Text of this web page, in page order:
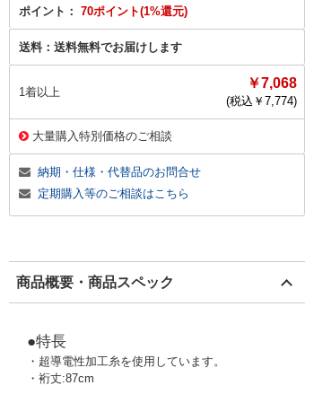
ポイント： 70ポイント(1%還元)
送料： 送料無料でお届けします
1着以上
￥7,068
(税込￥ 7,774)
大量購入特別価格のご相談
納期・仕様・代替品のお問合せ
定期購入等のご相談はこちら
商品概要・商品スペック
●特長
・超導電性加工糸を使用しています。
・裄丈:87cm